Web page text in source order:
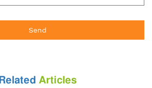
Related Articles